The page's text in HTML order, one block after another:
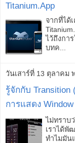
Titanium.App
จากที่ได้
ไว้ถึงกา
บทค...
วันเสาร์ที่ 13 ตุลาคม
รู้จักกับ Transition
การแสดง
ไม่ทราบ
เราได้พั
ทำไมมัน